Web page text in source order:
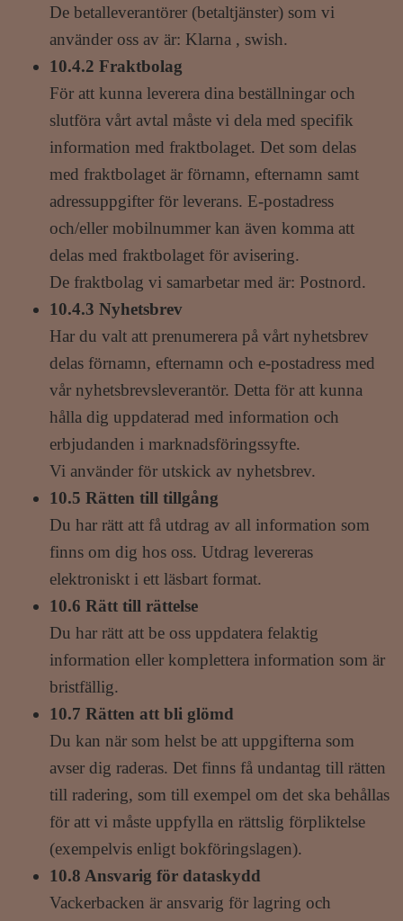
De betalleverantörer (betaltjänster) som vi
använder oss av är: Klarna , swish.
10.4.2 Fraktbolag
För att kunna leverera dina beställningar och
slutföra vårt avtal måste vi dela med specifik
information med fraktbolaget. Det som delas
med fraktbolaget är förnamn, efternamn samt
adressuppgifter för leverans. E-postadress
och/eller mobilnummer kan även komma att
delas med fraktbolaget för avisering.
De fraktbolag vi samarbetar med är: Postnord.
10.4.3 Nyhetsbrev
Har du valt att prenumerera på vårt nyhetsbrev
delas förnamn, efternamn och e-postadress med
vår nyhetsbrevsleverantör. Detta för att kunna
hålla dig uppdaterad med information och
erbjudanden i marknadsföringssyfte.
Vi använder för utskick av nyhetsbrev.
10.5 Rätten till tillgång
Du har rätt att få utdrag av all information som
finns om dig hos oss. Utdrag levereras
elektroniskt i ett läsbart format.
10.6 Rätt till rättelse
Du har rätt att be oss uppdatera felaktig
information eller komplettera information som är
bristfällig.
10.7 Rätten att bli glömd
Du kan när som helst be att uppgifterna som
avser dig raderas. Det finns få undantag till rätten
till radering, som till exempel om det ska behållas
för att vi måste uppfylla en rättslig förpliktelse
(exempelvis enligt bokföringslagen).
10.8 Ansvarig för dataskydd
Vackerbacken är ansvarig för lagring och